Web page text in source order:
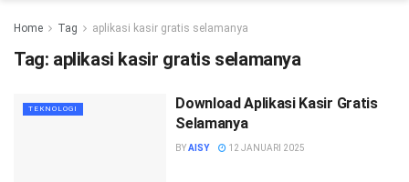
Home Tag aplikasi kasir gratis selamanya
Tag: aplikasi kasir gratis selamanya
TEKNOLOGI
Download Aplikasi Kasir Gratis
Selamanya
BYAISY 12 JANUARI 2025